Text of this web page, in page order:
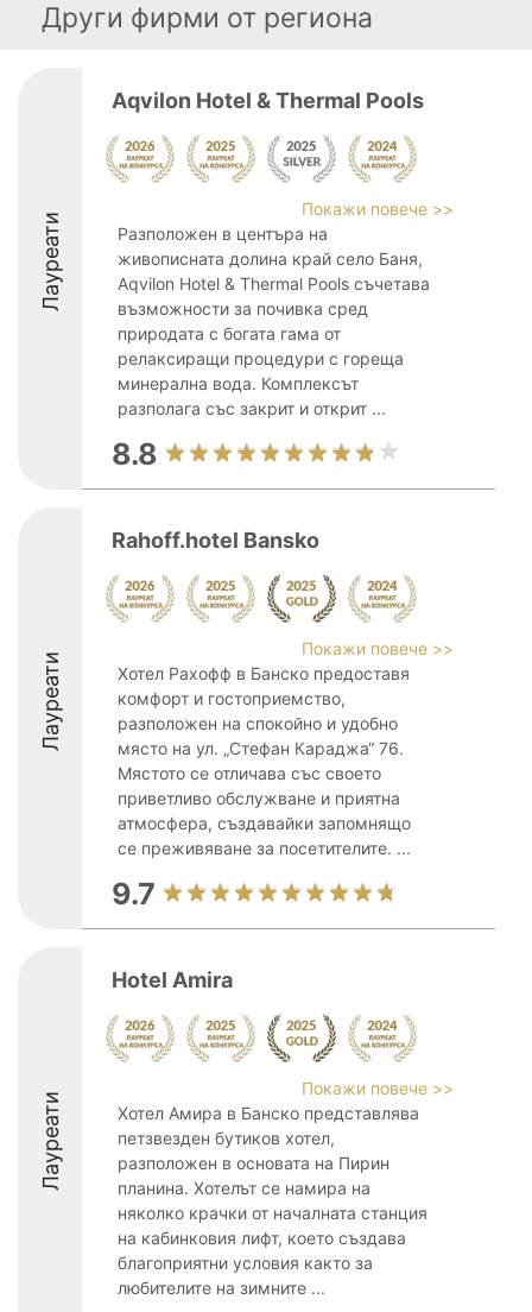
Други фирми от региона
Лауреати
Aqvilon Hotel & Thermal Pools
Покажи повече >>
Разположен в центъра на
живописната долина край село Баня,
Aqvilon Hotel & Thermal Pools съчетава
възможности за почивка сред
природата с богата гама от
релаксиращи процедури с гореща
минерална вода. Комплексът
разполага със закрит и открит ...
8.8
Лауреати
Rahoff.hotel Bansko
Покажи повече >>
Хотел Рахофф в Банско предоставя
комфорт и гостоприемство,
разположен на спокойно и удобно
място на ул. „Стефан Караджа“ 76.
Мястото се отличава със своето
приветливо обслужване и приятна
атмосфера, създавайки запомнящо
се преживяване за посетителите. ...
9.7
Лауреати
Hotel Amira
Покажи повече >>
Хотел Амира в Банско представлява
петзвезден бутиков хотел,
разположен в основата на Пирин
планина. Хотелът се намира на
няколко крачки от началната станция
на кабинковия лифт, което създава
благоприятни условия както за
любителите на зимните ...